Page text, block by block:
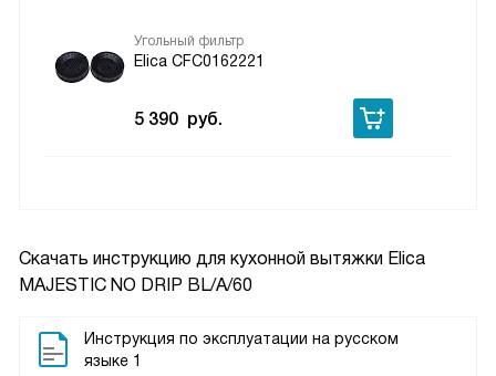
Скачать инструкцию для кухонной вытяжки Elica
MAJESTIC NO DRIP BL/A/60
Инструкция по эксплуатации на русском
языке 1
Угольный фильтр
Elica CFC0162221
5 390 руб.